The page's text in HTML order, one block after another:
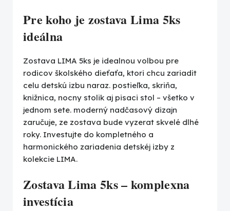
Pre koho je zostava Lima 5ks
ideálna
Zostava LIMA 5ks je idealnou volbou pre
rodicov školského dieťaťa, ktori chcu zariadit
celu detskú izbu naraz. postieľka, skriňa,
knižnica, nocny stolik aj pisaci stol – všetko v
jednom sete. moderný nadčasový dizajn
zaručuje, ze zostava bude vyzerat skvelé dlhé
roky. Investujte do kompletného a
harmonického zariadenia detskéj izby z
kolekcie LIMA.
Zostava Lima 5ks – komplexna
investícia